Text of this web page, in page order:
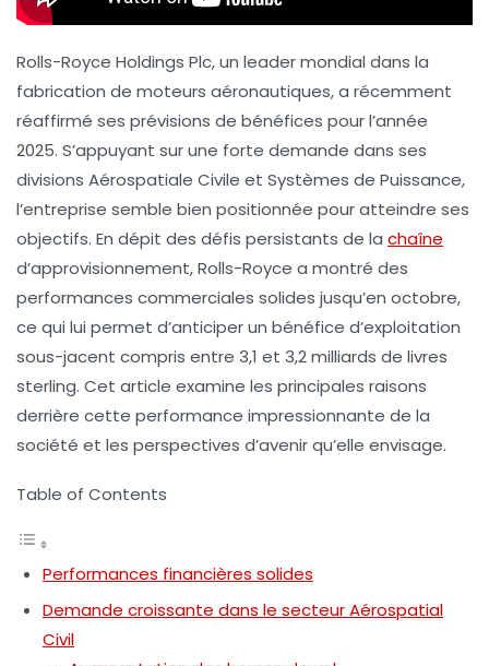
Rolls-Royce Holdings Plc, un leader mondial dans la
fabrication de moteurs aéronautiques, a récemment
réaffirmé ses prévisions de bénéfices pour l’année
2025. S’appuyant sur une forte demande dans ses
divisions Aérospatiale Civile et Systèmes de Puissance,
l’entreprise semble bien positionnée pour atteindre ses
objectifs. En dépit des défis persistants de la chaîne
d’approvisionnement, Rolls-Royce a montré des
performances commerciales solides jusqu’en octobre,
ce qui lui permet d’anticiper un bénéfice d’exploitation
sous-jacent compris entre 3,1 et 3,2 milliards de livres
sterling. Cet article examine les principales raisons
derrière cette performance impressionnante de la
société et les perspectives d’avenir qu’elle envisage.
Table of Contents
Performances financières solides
Demande croissante dans le secteur Aérospatial
Civil